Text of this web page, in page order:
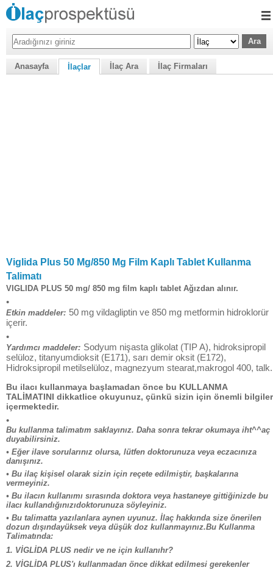
Anasayfa İlaçlar İlaç Ara İlaç Firmaları
Viglida Plus 50 Mg/850 Mg Film Kaplı Tablet Kullanma
Talimatı
VIGLIDA PLUS 50 mg/ 850 mg film kaplı tablet Ağızdan alınır.
•
Etkin maddeler: 50 mg vildagliptin ve 850 mg metformin hidroklorür
içerir.
•
Yardımcı maddeler: Sodyum nişasta glikolat (TIP A), hidroksipropil
selüloz, titanyumdioksit (E171), sarı demir oksit (E172),
Hidroksipropil metilselüloz, magnezyum stearat,makrogol 400, talk.
Bu ilacı kullanmaya başlamadan önce bu KULLANMA
TALİMATINI dikkatlice okuyunuz, çünkü sizin için önemli bilgiler
içermektedir.
•
Bu kullanma talimatım saklayınız. Daha sonra tekrar okumaya iht^^aç
duyabilirsiniz.
• Eğer ilave sorularınız olursa, lütfen doktorunuza veya eczacınıza
danışınız.
• Bu ilaç kişisel olarak sizin için reçete edilmiştir, başkalarına
vermeyiniz.
• Bu ilacın kullanımı sırasında doktora veya hastaneye gittiğinizde bu
ilacı kullandığınızıdoktorunuza söyleyiniz.
• Bu talimatta yazılanlara aynen uyunuz. İlaç hakkında size önerilen
dozun dışındayüksek veya düşük doz kullanmayınız.Bu Kullanma
Talimatında:
1. VİGLİDA PLUS nedir ve ne için kullanıhr?
2. VİGLİDA PLUS'ı kullanmadan önce dikkat edilmesi gerekenler